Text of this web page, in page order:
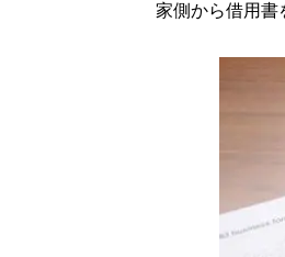
家側から借用書